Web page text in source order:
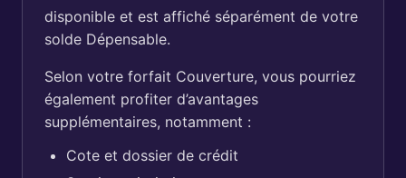
disponible et est affiché séparément de votre
solde Dépensable.
Selon votre forfait Couverture, vous pourriez
également profiter d’avantages
supplémentaires, notamment :
Cote et dossier de crédit